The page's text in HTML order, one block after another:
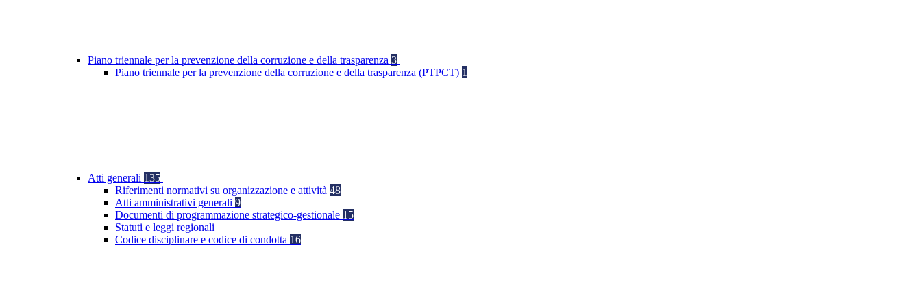
Piano triennale per la prevenzione della corruzione e della trasparenza 3
Piano triennale per la prevenzione della corruzione e della trasparenza (PTPCT) 1
Atti generali 135
Riferimenti normativi su organizzazione e attività 48
Atti amministrativi generali 9
Documenti di programmazione strategico-gestionale 15
Statuti e leggi regionali
Codice disciplinare e codice di condotta 16